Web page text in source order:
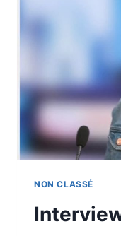
NON CLASSÉ